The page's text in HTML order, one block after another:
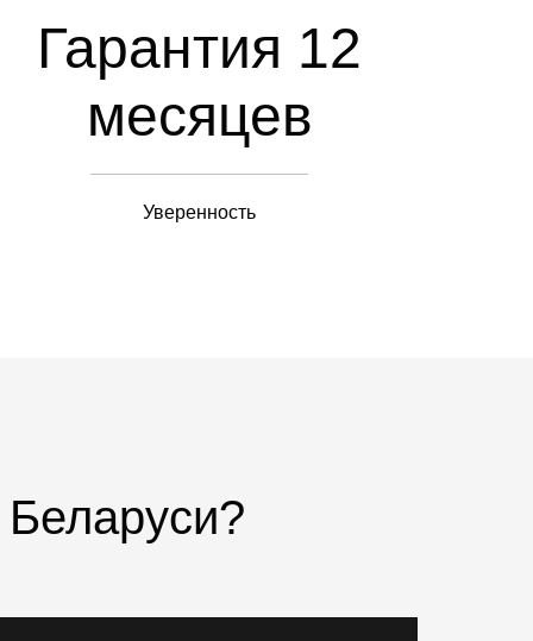
Гарантия 12
месяцев
Уверенность